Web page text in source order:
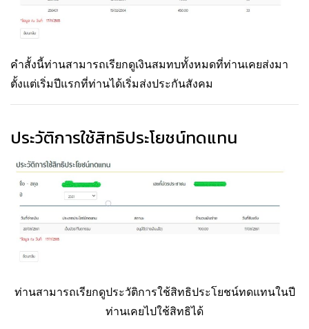
คำสั้งนี้ท่านสามารถเรียกดูเงินสมทบทั้งหมดที่ท่านเคยส่งมา
ตั้งแต่เริ่มปีแรกที่ท่านได้เริ่มส่งประกันสังคม
ประวัติการใช้สิทธิประโยชน์ทดแทน
ท่านสามารถเรียกดูประวัติการใช้สิทธิประโยชน์ทดแทนในปี
ท่านเคยไปใช้สิทธิได้